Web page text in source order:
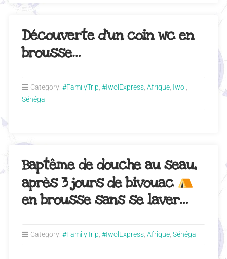
Découverte d’un coin wc en
brousse…
Category: #FamilyTrip, #IwolExpress, Afrique, Iwol ,
Sénégal
Baptême de douche au seau,
après 3 jours de bivouac
en brousse sans se laver…
Category: #FamilyTrip, #IwolExpress, Afrique, Sénégal